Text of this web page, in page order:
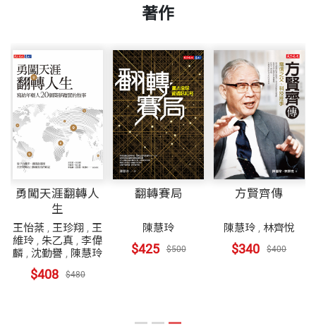
著作
勇闖天涯翻轉人
生
王怡棻 ,王珍翔 ,王
維玲 ,朱乙真 ,李偉
麟 ,沈勤譽 , 陳慧玲
$408 $480
翻轉賽局
陳慧玲
$425 $500
方賢齊傳
陳慧玲, 林齊悅
$340 $400